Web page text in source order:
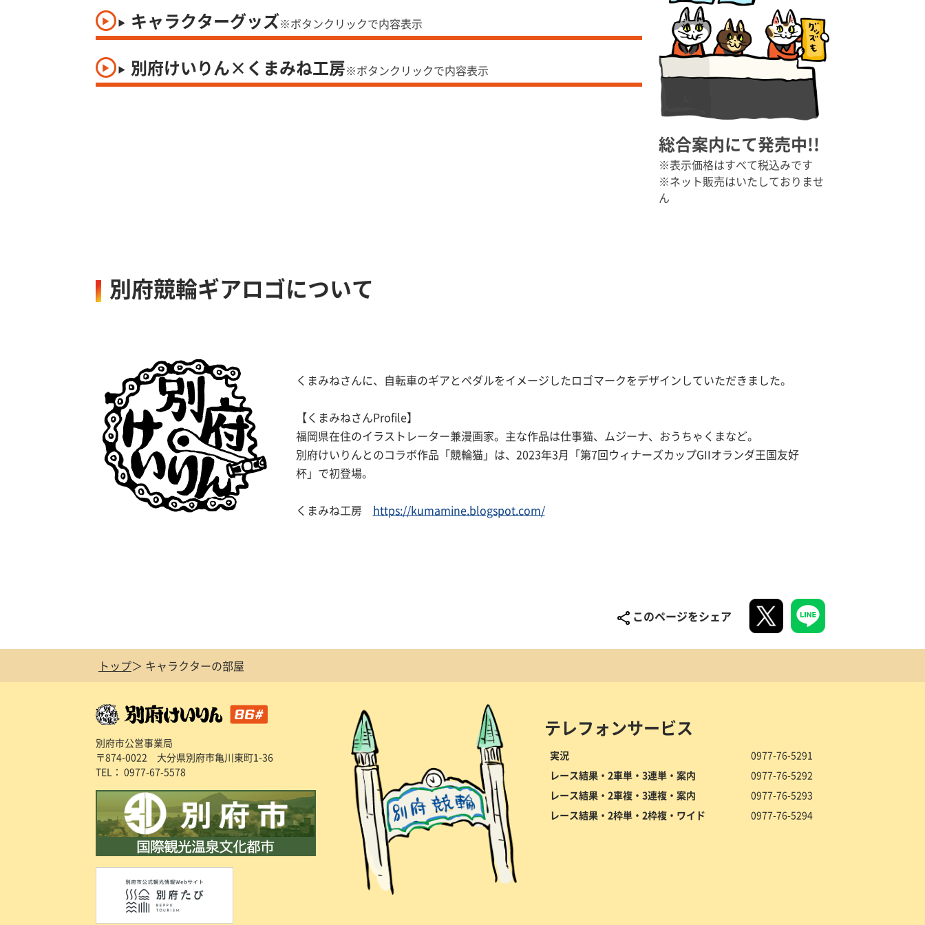
キャラクターグッズ※ボタンクリックで内容表示
別府けいりん×くまみね工房※ボタンクリックで内容表示
総合案内にて発売中!!
※表示価格はすべて税込みです
※ネット販売はいたしておりませ
ん
別府競輪ギアロゴについて
くまみねさんに、自転車のギアとペダルをイメージしたロゴマークをデザインしていただきました。
【くまみねさんProfile】
福岡県在住のイラストレーター兼漫画家。主な作品は仕事猫、ムジーナ、おうちゃくまなど。
別府けいりんとのコラボ作品「競輪猫」は、2023年3月「第7回ウィナーズカップGIIオランダ王国友好
杯」で初登場。
くまみね工房 https://kumamine.blogspot.com/
このページをシェア
トップ キャラクターの部屋
別府市公営事業局
〒874-0022 大分県別府市亀川東町1-36
TEL： 0977-67-5578
テレフォンサービス
実況
0977-76-5291
レース結果・2車単・3連単・案内
0977-76-5292
レース結果・2車複・3連複・案内
0977-76-5293
レース結果・2枠単・2枠複・ワイド
0977-76-5294